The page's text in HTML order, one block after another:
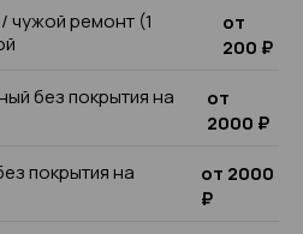
чужой ремонт (1
от
200 ₽
без покрытия на
от
2000 ₽
покрытия на
от 2000
₽